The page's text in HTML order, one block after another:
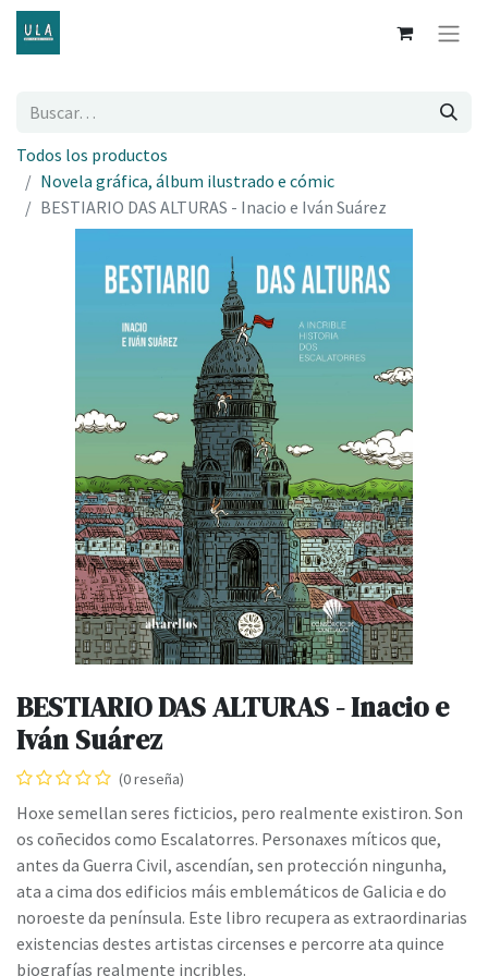
Todos los productos
Novela gráfica, álbum ilustrado e cómic
BESTIARIO DAS ALTURAS - Inacio e Iván Suárez
BESTIARIO DAS ALTURAS - Inacio e
Iván Suárez
(0 reseña)
Hoxe semellan seres ficticios, pero realmente existiron. Son
os coñecidos como Escalatorres. Personaxes míticos que,
antes da Guerra Civil, ascendían, sen protección ningunha,
ata a cima dos edificios máis emblemáticos de Galicia e do
noroeste da península. Este libro recupera as extraordinarias
existencias destes artistas circenses e percorre ata quince
biografías realmente incribles.